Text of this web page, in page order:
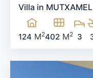
Villa in MUTXAMEL
124 M2402 M2 3